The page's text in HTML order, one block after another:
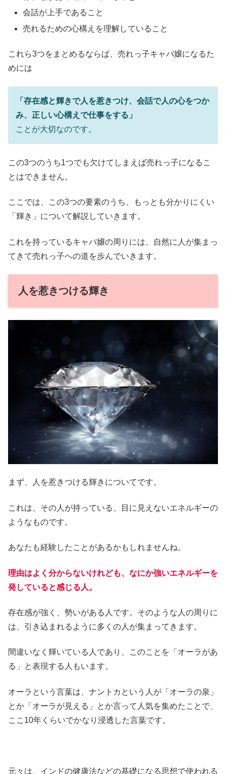
会話が上手であること
売れるための心構えを理解していること
これら3つをまとめるならば、売れっ子キャバ嬢になるた
めには
「存在感と輝きで人を惹きつけ、会話で人の心をつか
み、正しい心構えで仕事をする」
ことが大切なのです。
この3つのうち1つでも欠けてしまえば売れっ子になるこ
とはできません。
ここでは、この3つの要素のうち、もっとも分かりにくい
「輝き」について解説していきます。
これを持っているキャバ嬢の周りには、自然に人が集まっ
てきて売れっ子への道を歩んでいきます。
人を惹きつける輝き
まず、人を惹きつける輝きについてです。
これは、その人が持っている、目に見えないエネルギーの
ようなものです。
あなたも経験したことがあるかもしれませんね。
理由はよく分からないけれども、なにか強いエネルギーを
発していると感じる人。
存在感が強く、勢いがある人です。そのような人の周りに
は、引き込まれるように多くの人が集まってきます。
間違いなく輝いている人であり、このことを「オーラがあ
る」と表現する人もいます。
オーラという言葉は、ナントカという人が「オーラの泉」
とか「オーラが見える」とか言って人気を集めたことで、
ここ10年くらいでかなり浸透した言葉です。
元々は、インドの健康法などの基礎になる思想で使われる